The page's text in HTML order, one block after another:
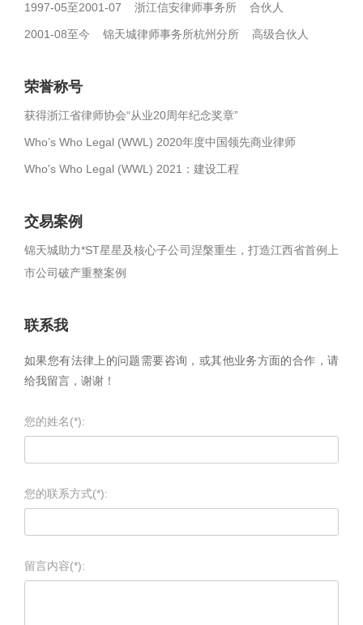
1997-05至2001-07 浙江信安律师事务所 合伙人
2001-08至今 锦天城律师事务所杭州分所 高级合伙人
荣誉称号
获得浙江省律师协会“从业20周年纪念奖章”
Who’s Who Legal (WWL) 2020年度中国领先商业律师
Who's Who Legal (WWL) 2021：建设工程
交易案例
锦天城助力*ST星星及核心子公司涅槃重生，打造江西省首例上
市公司破产重整案例
联系我
如果您有法律上的问题需要咨询，或其他业务方面的合作，请
给我留言，谢谢！
您的姓名(*):
您的联系方式(*):
留言内容(*):